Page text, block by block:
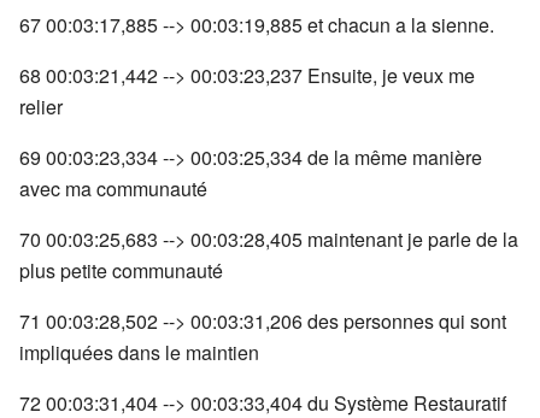
67 00:03:17,885 --> 00:03:19,885 et chacun a la sienne.
68 00:03:21,442 --> 00:03:23,237 Ensuite, je veux me
relier
69 00:03:23,334 --> 00:03:25,334 de la même manière
avec ma communauté
70 00:03:25,683 --> 00:03:28,405 maintenant je parle de la
plus petite communauté
71 00:03:28,502 --> 00:03:31,206 des personnes qui sont
impliquées dans le maintien
72 00:03:31,404 --> 00:03:33,404 du Système Restauratif